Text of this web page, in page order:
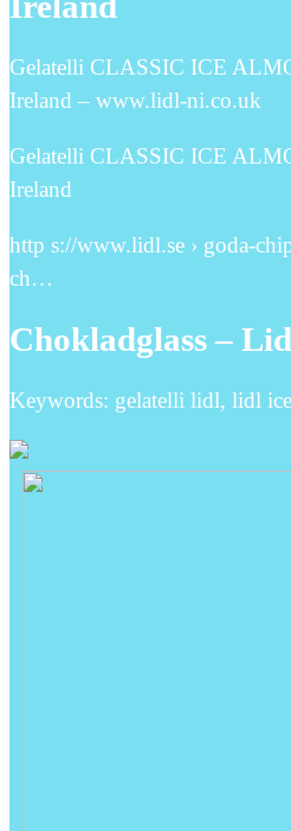
Gelatelli CLASSIC ICE
Ireland – www.lidl-ni.co.uk
Gelatelli CLASSIC ICE
Ireland
http s://www.lidl.se › goda-
ch…
Chokladglass –
Keywords: gelatelli lidl, lidl